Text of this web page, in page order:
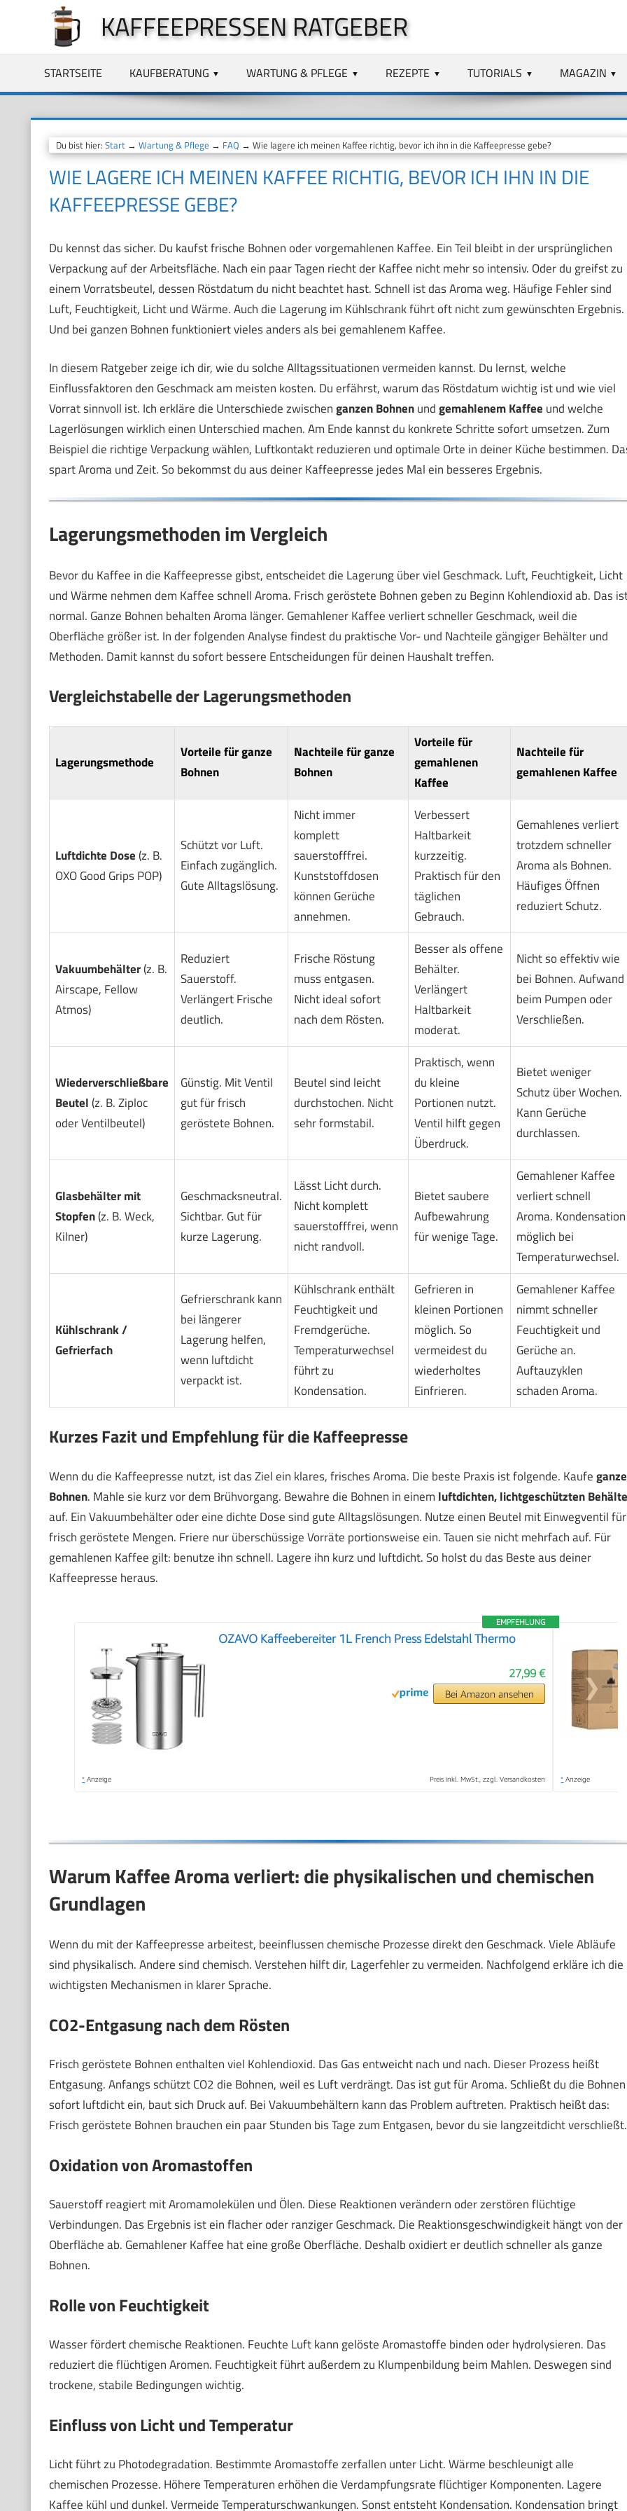
springen
KAFFEEPRESSEN RATGEBER
STARTSEITE KAUFBERATUNG WARTUNG & PFLEGE REZEPTE TUTORIALS MAGAZIN
Du bist hier: Start→ Wartung & Pflege → FAQ → Wie lagere ich meinen Kaffee richtig, bevor ich ihn in die Kaffeepresse gebe?
WIE LAGERE ICH MEINEN KAFFEE RICHTIG, BEVOR ICH IHN IN DIE
KAFFEEPRESSE GEBE?
Du kennst das sicher. Du kaufst frische Bohnen oder vorgemahlenen Kaffee. Ein Teil bleibt in der ursprünglichen
Verpackung auf der Arbeitsfläche. Nach ein paar Tagen riecht der Kaffee nicht mehr so intensiv. Oder du greifst zu
einem Vorratsbeutel, dessen Röstdatum du nicht beachtet hast. Schnell ist das Aroma weg. Häufige Fehler sind
Luft, Feuchtigkeit, Licht und Wärme. Auch die Lagerung im Kühlschrank führt oft nicht zum gewünschten Ergebnis.
Und bei ganzen Bohnen funktioniert vieles anders als bei gemahlenem Kaffee.
In diesem Ratgeber zeige ich dir, wie du solche Alltagssituationen vermeiden kannst. Du lernst, welche
Einflussfaktoren den Geschmack am meisten kosten. Du erfährst, warum das Röstdatum wichtig ist und wie viel
Vorrat sinnvoll ist. Ich erkläre die Unterschiede zwischenganzen Bohnenundgemahlenem Kaffee und welche
Lagerlösungen wirklich einen Unterschied machen. Am Ende kannst du konkrete Schritte sofort umsetzen. Zum
Beispiel die richtige Verpackung wählen, Luftkontakt reduzieren und optimale Orte in deiner Küche bestimmen.
spart Aroma und Zeit. So bekommst du aus deiner Kaffeepresse jedes Mal ein besseres Ergebnis.
Lagerungsmethoden im Vergleich
Bevor du Kaffee in die Kaffeepresse gibst, entscheidet die Lagerung über viel Geschmack. Luft, Feuchtigkeit, Licht
und Wärme nehmen dem Kaffee schnell Aroma. Frisch geröstete Bohnen geben zu Beginn Kohlendioxid ab. Das
normal. Ganze Bohnen behalten Aroma länger. Gemahlener Kaffee verliert schneller Geschmack, weil die
Oberfläche größer ist. In der folgenden Analyse findest du praktische Vor- und Nachteile gängiger Behälter und
Methoden. Damit kannst du sofort bessere Entscheidungen für deinen Haushalt treffen.
Vergleichstabelle der Lagerungsmethoden
Lagerungsmethode
Vorteile fürganze
Bohnen
Nachteile fürganze
Bohnen
Vorteile für
gemahlenen
Kaffee
Nachteile für
gemahlenen Kaffee
Luftdichte Dose(z. B.
OXO Good Grips POP)
Schützt vor Luft.
Einfach zugänglich.
Gute Alltagslösung.
Nicht immer
komplett
sauerstofffrei.
Kunststoffdosen
können Gerüche
annehmen.
Verbessert
Haltbarkeit
kurzzeitig.
Praktisch für den
täglichen
Gebrauch.
Gemahlenes verliert
trotzdem schneller
Aroma als Bohnen.
Häufiges Öffnen
reduziert Schutz.
Vakuumbehälter(z. B.
Airscape, Fellow
Atmos)
Reduziert
Sauerstoff.
Verlängert Frische
deutlich.
Frische Röstung
muss entgasen.
Nicht ideal sofort
nach dem Rösten.
Besser als offene
Behälter.
Verlängert
Haltbarkeit
moderat.
Nicht so effektiv wie
bei Bohnen. Aufwand
beim Pumpen oder
Verschließen.
Wiederverschließbare
Beutel(z. B. Ziploc
oder Ventilbeutel)
Günstig. Mit Ventil
gut für frisch
geröstete Bohnen.
Beutel sind leicht
durchstochen. Nicht
sehr formstabil.
Praktisch, wenn
du kleine
Portionen nutzt.
Ventil hilft gegen
Überdruck.
Bietet weniger
Schutz über Wochen.
Kann Gerüche
durchlassen.
Glasbehälter mit
Stopfen(z. B. Weck,
Kilner)
Geschmacksneutral.
Sichtbar. Gut für
kurze Lagerung.
Lässt Licht durch.
Nicht komplett
sauerstofffrei, wenn
nicht randvoll.
Bietet saubere
Aufbewahrung
für wenige Tage.
Gemahlener Kaffee
verliert schnell
Aroma. Kondensation
möglich bei
Temperaturwechsel.
Kühlschrank /
Gefrierfach
Gefrierschrank kann
bei längerer
Lagerung helfen,
wenn luftdicht
verpackt ist.
Kühlschrank enthält
Feuchtigkeit und
Fremdgerüche.
Temperaturwechsel
führt zu
Kondensation.
Gefrieren in
kleinen Portionen
möglich. So
vermeidest du
wiederholtes
Einfrieren.
Gemahlener Kaffee
nimmt schneller
Feuchtigkeit und
Gerüche an.
Auftauzyklen
schaden Aroma.
Kurzes Fazit und Empfehlung für die Kaffeepresse
Wenn du die Kaffeepresse nutzt, ist das Ziel ein klares, frisches Aroma. Die beste Praxis ist folgende. Kaufeganze
Bohnen. Mahle sie kurz vor dem Brühvorgang. Bewahre die Bohnen in einem luftdichten, lichtgeschützten
auf. Ein Vakuumbehälter oder eine dichte Dose sind gute Alltagslösungen. Nutze einen Beutel mit Einwegventil für
frisch geröstete Mengen. Friere nur überschüssige Vorräte portionsweise ein. Tauen sie nicht mehrfach auf. Für
gemahlenen Kaffee gilt: benutze ihn schnell. Lagere ihn kurz und luftdicht. So holst du das Beste aus deiner
Kaffeepresse heraus.
EMPFEHLUNG
OZAVO Kaffeebereiter 1L French Press Edelstahl Thermo
27,99 €
Bei Amazon ansehen
* Anzeige Preis inkl. MwSt., zzgl. Versandkosten * Anzeige
❯
Warum Kaffee Aroma verliert: die physikalischen und chemischen
Grundlagen
Wenn du mit der Kaffeepresse arbeitest, beeinflussen chemische Prozesse direkt den Geschmack. Viele Abläufe
sind physikalisch. Andere sind chemisch. Verstehen hilft dir, Lagerfehler zu vermeiden. Nachfolgend erkläre ich die
wichtigsten Mechanismen in klarer Sprache.
CO2-Entgasung nach dem Rösten
Frisch geröstete Bohnen enthalten viel Kohlendioxid. Das Gas entweicht nach und nach. Dieser Prozess heißt
Entgasung. Anfangs schützt CO2 die Bohnen, weil es Luft verdrängt. Das ist gut für Aroma. Schließt du die Bohnen
sofort luftdicht ein, baut sich Druck auf. Bei Vakuumbehältern kann das Problem auftreten. Praktisch heißt das:
Frisch geröstete Bohnen brauchen ein paar Stunden bis Tage zum Entgasen, bevor du sie langzeitdicht verschließt.
Oxidation von Aromastoffen
Sauerstoff reagiert mit Aromamolekülen und Ölen. Diese Reaktionen verändern oder zerstören flüchtige
Verbindungen. Das Ergebnis ist ein flacher oder ranziger Geschmack. Die Reaktionsgeschwindigkeit hängt von der
Oberfläche ab. Gemahlener Kaffee hat eine große Oberfläche. Deshalb oxidiert er deutlich schneller als ganze
Bohnen.
Rolle von Feuchtigkeit
Wasser fördert chemische Reaktionen. Feuchte Luft kann gelöste Aromastoffe binden oder hydrolysieren. Das
reduziert die flüchtigen Aromen. Feuchtigkeit führt außerdem zu Klumpenbildung beim Mahlen. Deswegen sind
trockene, stabile Bedingungen wichtig.
Einfluss von Licht und Temperatur
Licht führt zu Photodegradation. Bestimmte Aromastoffe zerfallen unter Licht. Wärme beschleunigt alle
chemischen Prozesse. Höhere Temperaturen erhöhen die Verdampfungsrate flüchtiger Komponenten. Lagere
Kaffee kühl und dunkel. Vermeide Temperaturschwankungen. Sonst entsteht Kondensation. Kondensation bringt